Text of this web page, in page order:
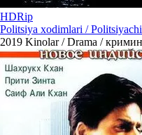
HDRip
Politsiya xodimlari /
2019 Kinolar / Drama /